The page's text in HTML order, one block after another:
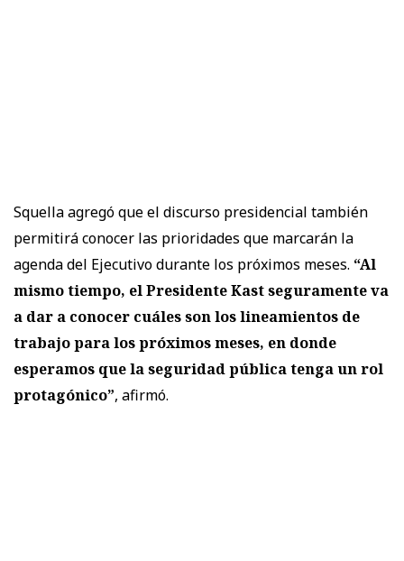
Squella agregó que el discurso presidencial también
permitirá conocer las prioridades que marcarán la
agenda del Ejecutivo durante los próximos meses. “Al
mismo tiempo, el Presidente Kast seguramente va
a dar a conocer cuáles son los lineamientos de
trabajo para los próximos meses, en donde
esperamos que la seguridad pública tenga un rol
protagónico”, afirmó.